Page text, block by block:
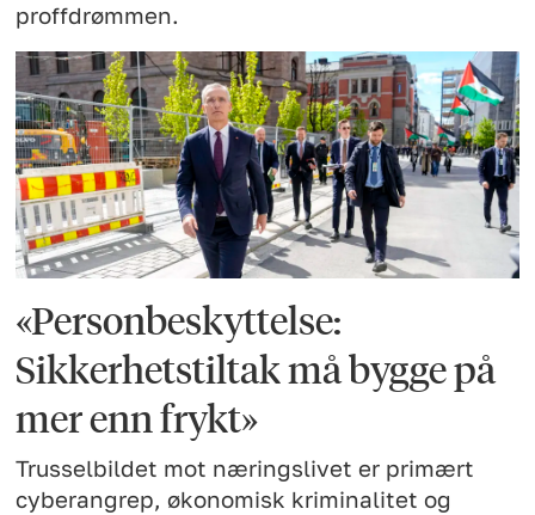
proffdrømmen.
«Personbeskyttelse:
Sikkerhetstiltak må bygge på
mer enn frykt»
Trusselbildet mot næringslivet er primært
cyberangrep, økonomisk kriminalitet og